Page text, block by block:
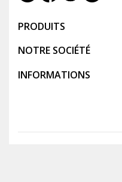
PRODUITS
NOTRE SOCIÉTÉ
INFORMATIONS